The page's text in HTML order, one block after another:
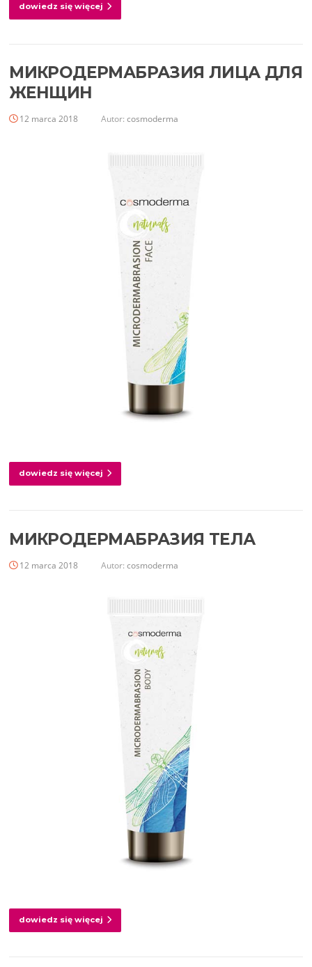
dowiedz się więcej
МИКРОДЕРМАБРАЗИЯ ЛИЦА ДЛЯ
ЖЕНЩИН
12 marca 2018 Autor:cosmoderma
dowiedz się więcej
МИКРОДЕРМАБРАЗИЯ ТЕЛА
12 marca 2018 Autor:cosmoderma
dowiedz się więcej